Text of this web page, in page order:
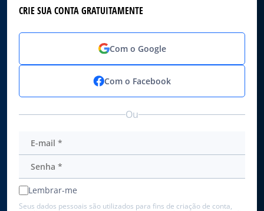
CRIE SUA CONTA GRATUITAMENTE
Com o Google
Com o Facebook
Ou
Lembrar-me
Seus dados pessoais são utilizados para fins de criação de conta,